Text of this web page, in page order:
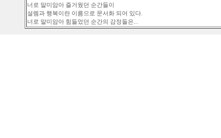
너로 말미암아 즐거웠던 순간들이
설렘과 행복이란 이름으로 문서화 되어 있다.
너로 말미암아 힘들었던 순간의 감정들은...